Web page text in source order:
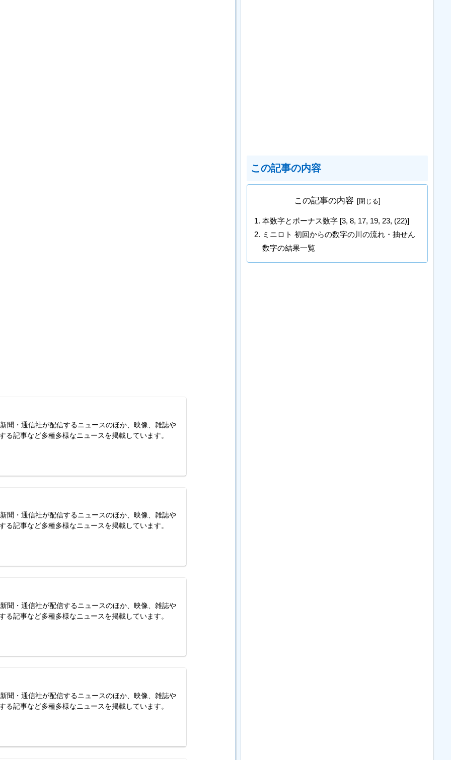
聞・通信社が配信するニュースのほか、映像、雑誌や
る記事など多種多様なニュースを掲載しています。
聞・通信社が配信するニュースのほか、映像、雑誌や
る記事など多種多様なニュースを掲載しています。
聞・通信社が配信するニュースのほか、映像、雑誌や
る記事など多種多様なニュースを掲載しています。
聞・通信社が配信するニュースのほか、映像、雑誌や
る記事など多種多様なニュースを掲載しています。
この記事の内容
この記事の内容
本数字とボーナス数字 [3, 8, 17, 19, 23, (22)]
ミニロト 初回からの数字の川の流れ・抽せん
数字の結果一覧